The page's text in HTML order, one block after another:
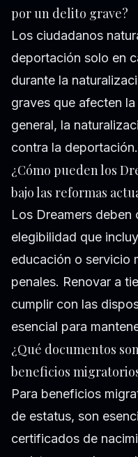
por un delito grave?
Los ciudadanos
deportación solo en
durante la
graves que afecten
general, la
contra la deportación.
¿Cómo pueden los
bajo las reformas
Los Dreamers deben
elegibilidad que
educación o servicio
penales. Renovar a
cumplir con las
esencial para
¿Qué documentos
beneficios
Para beneficios
de estatus, son
certificados de